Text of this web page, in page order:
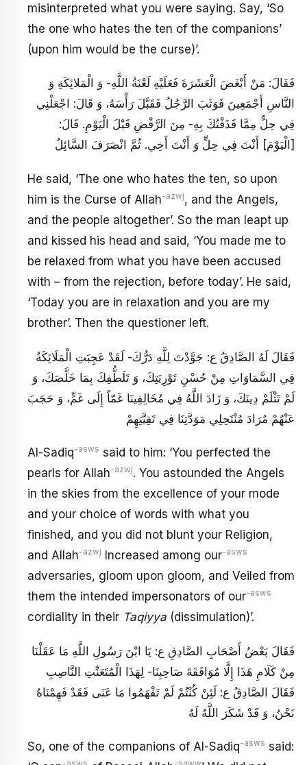
misinterpreted what you were saying. Say, ‘So
the one who hates the ten of the companions’
(upon him would be the curse)’.
فَقَالَ: مَنْ أَبْغَضَ الْعَشَرَةَ فَعَلَيْهِ‏ لَعْنَةُ اللَّهِ- وَ الْمَلائِكَةِ وَ
النَّاسِ أَجْمَعِينَ‏ فَوَثَبَ الرَّجُلُ فَقَبَّلَ رَأْسَهُ، وَ قَالَ: اجْعَلْنِي
فِي حِلٍّ مِمَّا قَذَفْتُكَ‏ بِهِ- مِنَ الرَّفْضِ قَبْلَ الْيَوْمِ. قَالَ:
[الْيَوْمَ‏] أَنْتَ فِي حِلٍّ وَ أَنْتَ أَخِي. ثُمَّ انْصَرَفَ السَّائِلُ
He said, ‘The one who hates the ten, so upon
him is the Curse of Allah-azwj, and the Angels,
and the people altogether’. So the man leapt up
and kissed his head and said, ‘You made me to
be relaxed from what you have been accused
with – from the rejection, before today’. He said,
‘Today you are in relaxation and you are my
brother’. Then the questioner left.
فَقَالَ لَهُ الصَّادِقُ ع: جَوَّدْتَ لِلَّهِ دَرُّكَ- لَقَدْ عَجِبَتِ الْمَلَائِكَةُ
فِي السَّمَاوَاتِ مِنْ حُسْنِ تَوْرِيَتِكَ، وَ تَلَطُّفِكَ‏ بِمَا خَلَّصَكَ، وَ
لَمْ تَثْلَمْ دِينَكَ، وَ زَادَ اللَّهُ فِي مُخَالِفِينَا غَمّاً إِلَى غَمٍّ، وَ حَجَبَ
عَنْهُمْ مُرَادَ مُنْتَحِلِي مَوَدَّتِنَا فِي تَقِيَّتِهِمْ
Al-Sadiq-asws said to him: ‘You perfected the
pearls for Allah-azwj. You astounded the Angels
in the skies from the excellence of your mode
and your choice of words with what you
finished, and you did not blunt your Religion,
and Allah-azwj Increased among our-asws
adversaries, gloom upon gloom, and Veiled from
them the intended impersonators of our-asws
cordiality in their Taqiyya (dissimulation)’.
فَقَالَ بَعْضُ أَصْحَابِ الصَّادِقِ ع: يَا ابْنَ رَسُولِ اللَّهِ مَا عَقَلْنَا
مِنْ كَلَامِ هَذَا إِلَّا مُوَافَقَةَ صَاحِبِنَا- لِهَذَا الْمُتَعَنِّتِ النَّاصِبِ
فَقَالَ الصَّادِقُ ع: لَئِنْ كُنْتُمْ لَمْ تَفْهَمُوا مَا عَنَى فَقَدْ فَهِمْنَاهُ
نَحْنُ، وَ قَدْ شَكَرَ اللَّهُ لَهُ
So, one of the companions of Al-Sadiq-asws said: